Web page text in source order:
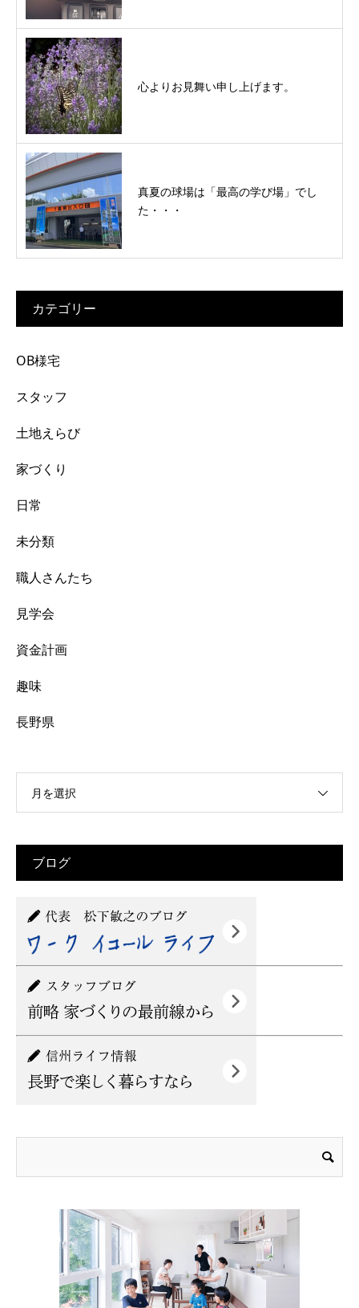
心よりお見舞い申し上げます。
真夏の球場は「最高の学び場」でし
た・・・
カテゴリー
OB様宅
スタッフ
土地えらび
家づくり
日常
未分類
職人さんたち
見学会
資金計画
趣味
長野県
月を選択
ブログ